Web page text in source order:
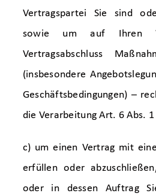
Vertragspartei Sie sind
sowie um auf Ihren
Vertragsabschluss
(insbesondere
Geschäftsbedingungen) –
die Verarbeitung Art. 6 Abs.
c) um einen Vertrag mit
erfüllen oder
oder in dessen Auftrag